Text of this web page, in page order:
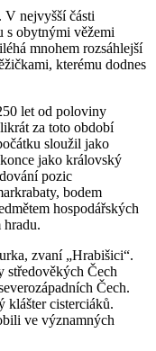
V nejvyšší části
s obytnými věžemi
mnohem rozsáhlejší
kterému dodnes
let od poloviny
za toto období
sloužil jako
jako královský
pozic
bodem
hospodářských
hradu.
zvaní „Hrabišici“.
středověkých Čech
Čech.
klášter cisterciáků.
ve významných